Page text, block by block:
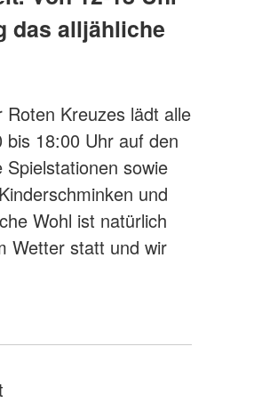
das alljähliche
Kreuzes lädt alle
18:00 Uhr auf den
sowie
und
Wohl ist natürlich
Wetter statt und wir